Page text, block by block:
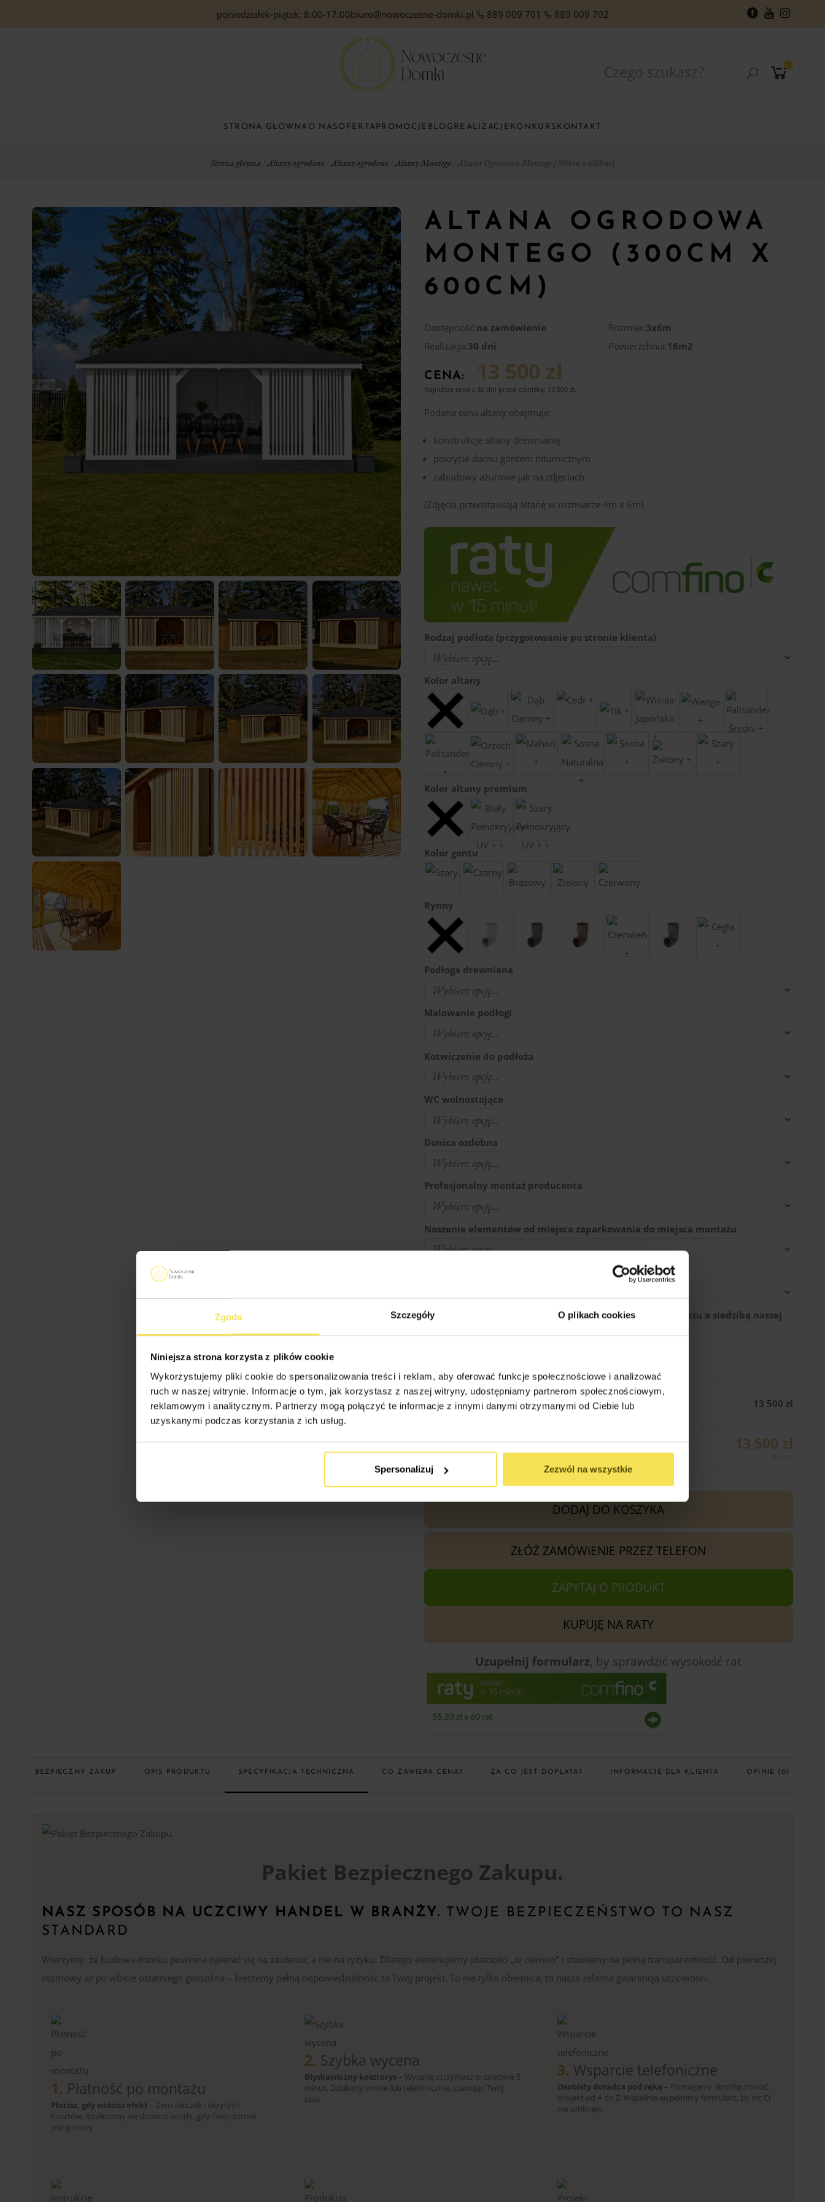
Zgoda Szczegóły O plikach cookies
Niniejsza strona korzysta z plików cookie
Wykorzystujemy pliki cookie do spersonalizowania treści i reklam, aby oferować funkcje społecznościowe i analizować
ruch w naszej witrynie. Informacje o tym, jak korzystasz z naszej witryny, udostępniamy partnerom społecznościowym,
reklamowym i analitycznym. Partnerzy mogą połączyć te informacje z innymi danymi otrzymanymi od Ciebie lub
uzyskanymi podczas korzystania z ich usług.
Spersonalizuj Zezwól na wszystkie
poniedziałek-piątek: 8:00-17:00biuro@nowoczesne-domki.pl 889 009 701 889 009 702
STRONA GŁÓWNA O NAS OFERTA PROMOCJE BLOG REALIZACJE KONKURS KONTAKT
Strona główna Altany ogrodowe Altany ogrodowe Altany Montego / Altana Ogrodowa Montego (300cm x 600cm)
ALTANA OGRODOWA
MONTEGO (300CM X
600CM)
Dostępność:na zamówienie Rozmiar:3x6m
Realizacja:30 dni Powierzchnia:18m2
CENA: 13 500 zł
Najniższa cena z 30 dni przed obniżką: 13 500 zł
Podana cena altany obejmuje:
konstrukcję altany drewnianej
pokrycie dachu gontem bitumicznym
zabudowy ażurowe jak na zdjęciach
(Zdjęcia przedstawiają altanę w rozmiarze 4m x 6m)
Rodzaj podłoża (przygotowanie po stronie klienta)
Kolor altany
Kolor altany premium
Kolor gontu
Rynny
Podłoga drewniana
Malowanie podłogi
Kotwiczenie do podłoża
WC wolnostojące
Donica ozdobna
Profesjonalny montaż producenta
Noszenie elementów od miejsca zaparkowania do miejsca montażu
Transport (podaj w km odległość między miejscem montażu a siedzibą naszej
firmy: Nieznanice 42-270)
1xAltana Ogrodowa Montego (300cm x 600cm) 13 500 zł
Razem 13 500 zł
DODAJ DO KOSZYKA
ZŁÓŻ ZAMÓWIENIE PRZEZ TELEFON
ZAPYTAJ O PRODUKT
KUPUJĘ NA RATY
Uzupełnij formularz, by sprawdzić wysokość rat
BEZPIECZNY ZAKUP OPIS PRODUKTU SPECYFIKACJA TECHNICZNA CO ZAWIERA CENA? ZA CO JEST DOPŁATA? INFORMACJE DLA KLIENTA OPINIE (0)
Pakiet Bezpiecznego Zakupu.
NASZ SPOSÓB NA UCZCIWY HANDEL W BRANŻY.
TWOJE BEZPIECZEŃSTWO TO NASZ
STANDARD
Wierzymy, że budowa domku powinna opierać się na zaufaniu, a nie na ryzyku. Dlatego eliminujemy płatności „w ciemno” i stawiamy na pełną transparentność. Od pierwszej
rozmowy aż po wbicie ostatniego gwoździa – bierzemy pełną odpowiedzialność za Twój projekt. To nie tylko obietnica, to nasza żelazna gwarancja uczciwości.
1. Płatność po montażu
Płacisz, gdy widzisz efekt – Zero zaliczek i ukrytych
kosztów. Rozliczamy się dopiero wtedy, gdy Twój domek
jest gotowy.
2. Szybka wycena
Błyskawiczny kosztorys– Wycenę otrzymasz w zaledwie 5
minut. Działamy online lub telefonicznie, szanując Twój
czas.
3. Wsparcie telefoniczne
Osobisty doradca pod ręką – Pomagamy skonfigurować
projekt od A do Z. Wspólnie wypełnimy formularz, by nic Ci
nie umknęło.